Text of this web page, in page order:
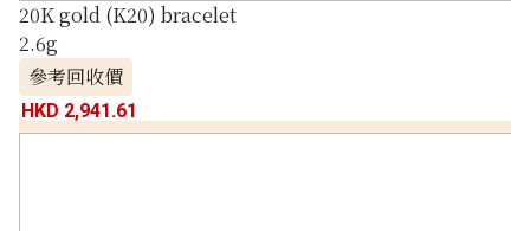
20K gold (K20) bracelet
2.6g
參考回收價
HKD 2,941.61